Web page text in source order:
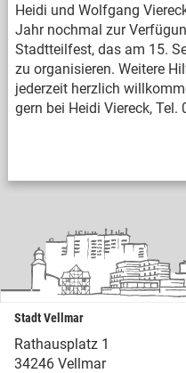
Heidi und Wolfgang
Jahr nochmal zur
Stadtteilfest, das am 15.
zu organisieren. Weitere
jederzeit herzlich
gern bei Heidi Viereck, Tel.
Stadt Vellmar
Rathausplatz 1
34246 Vellmar